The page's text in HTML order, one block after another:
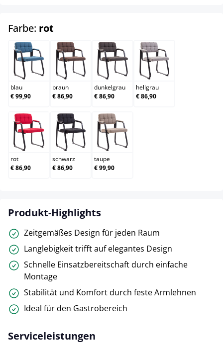
Farbe: rot
blau
blau
€ 99,90
braun
braun
€ 86,90
dunkelgrau
dunkelgrau
€ 86,90
hellgrau
hellgrau
€ 86,90
rot
rot
€ 86,90
schwarz
schwarz
€ 86,90
taupe
taupe
€ 99,90
Produkt-Highlights
Zeitgemäßes Design für jeden Raum
Langlebigkeit trifft auf elegantes Design
Schnelle Einsatzbereitschaft durch einfache
Montage
Stabilität und Komfort durch feste Armlehnen
Ideal für den Gastrobereich
Serviceleistungen